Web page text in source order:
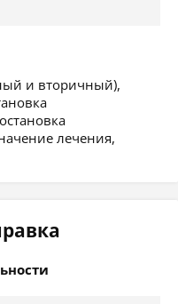
и вторичный),
лечения,